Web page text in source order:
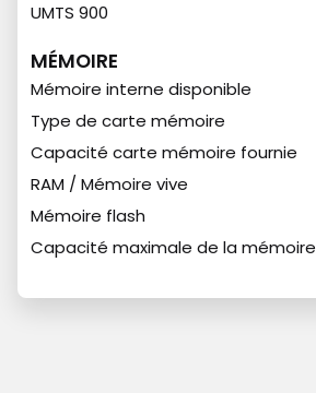
UMTS 900
MÉMOIRE
Mémoire interne disponible
Type de carte mémoire
Capacité carte mémoire fournie
RAM / Mémoire vive
Mémoire flash
Capacité maximale de la mémoire